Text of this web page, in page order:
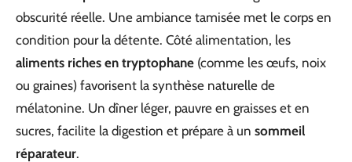
obscurité réelle. Une ambiance tamisée met le corps en
condition pour la détente. Côté alimentation, les
aliments riches en tryptophane (comme les œufs, noix
ou graines) favorisent la synthèse naturelle de
mélatonine. Un dîner léger, pauvre en graisses et en
sucres, facilite la digestion et prépare à un sommeil
réparateur.